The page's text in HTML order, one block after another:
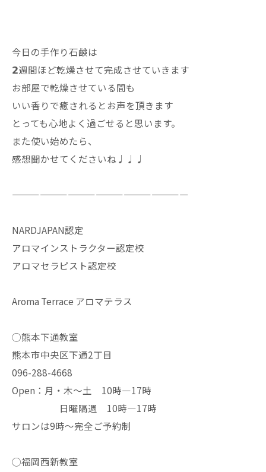
今日の手作り石鹸は
𝟮週間ほど乾燥させて完成させていきます
お部屋で乾燥させている間も
いい香りで癒されるとお声を頂きます
とっても心地よく過ごせると思います。
また使い始めたら、
感想聞かせてくださいね♩♩♩
———————————————————
NARDJAPAN認定
アロマインストラクター認定校
アロマセラピスト認定校
Aroma Terrace アロマテラス
◯熊本下通教室
熊本市中央区下通2丁目
096-288-4668
Open：月・木〜土 10時—17時
日曜隔週 10時—17時
サロンは9時〜完全ご予約制
◯福岡西新教室